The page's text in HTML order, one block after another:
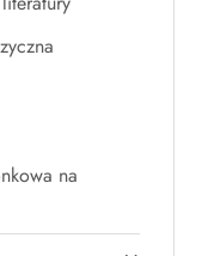
na